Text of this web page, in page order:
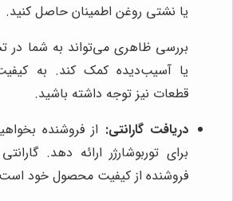
یا نشتی روغن اطمینان حاصل کنید.
بررسی ظاهری می‌تواند به شما
یا آسیب‌دیده کمک کند. به
قطعات نیز توجه داشته باشید.
دریافت گارانتی: از فروشنده
برای توربوشارژر ارائه دهد.
فروشنده از کیفیت محصول خود